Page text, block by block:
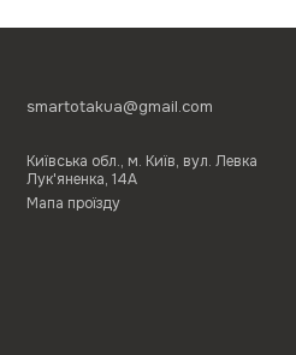
smartotakua@gmail.com
Київська обл., м. Київ, вул. Левка
Лук'яненка, 14А
Мапа проїзду